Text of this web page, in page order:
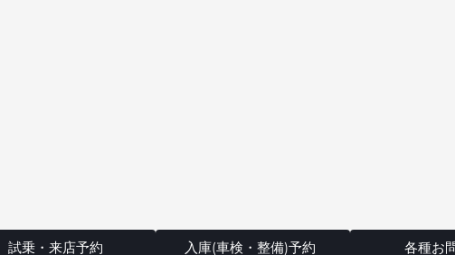
試乗・来店予約 入庫(車検・整備)予約 各種お